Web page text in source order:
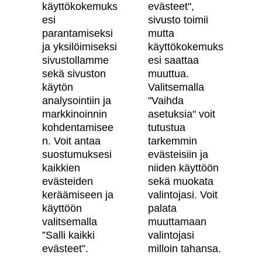
Skanska Kodit
Artikkelit
Digitaalinen asuntokauppa
Asiakkaiden kokemuksia meistä
Vastuullisuus
Tietosuojaseloste
Käyttöehdot
Evästeasetukset
Saavutettavuusseloste
Oma Skanska
käyttökokemuks
esi
parantamiseksi
ja yksilöimiseksi
sivustollamme
sekä sivuston
käytön
analysointiin ja
markkinoinnin
kohdentamisee
n. Voit antaa
suostumuksesi
kaikkien
evästeiden
keräämiseen ja
käyttöön
valitsemalla
”Salli kaikki
evästeet”.
evästeet",
sivusto toimii
mutta
käyttökokemuks
esi saattaa
muuttua.
Valitsemalla
"Vaihda
asetuksia" voit
tutustua
tarkemmin
evästeisiin ja
niiden käyttöön
sekä muokata
valintojasi. Voit
palata
muuttamaan
valintojasi
milloin tahansa.